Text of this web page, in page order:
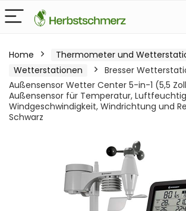
Home
Thermometer und
Wetterstationen
Bresser
Außensensor Wetter Center 5-in-1 (5,5
Außensensor für Temperatur,
Windgeschwindigkeit, Windrichtung und
Schwarz